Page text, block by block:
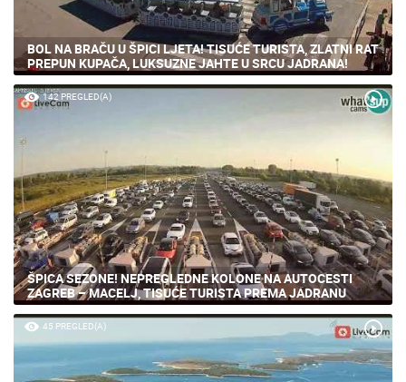
BOL NA BRAČU U ŠPICI LJETA! TISUĆE TURISTA, ZLATNI RAT
PREPUN KUPAČA, LUKSUZNE JAHTE U SRCU JADRANA!
ŠPICA SEZONE! NEPREGLEDNE KOLONE NA AUTOCESTI
ZAGREB – MACELJ, TISUĆE TURISTA PREMA JADRANU
45 PREGLED(A)